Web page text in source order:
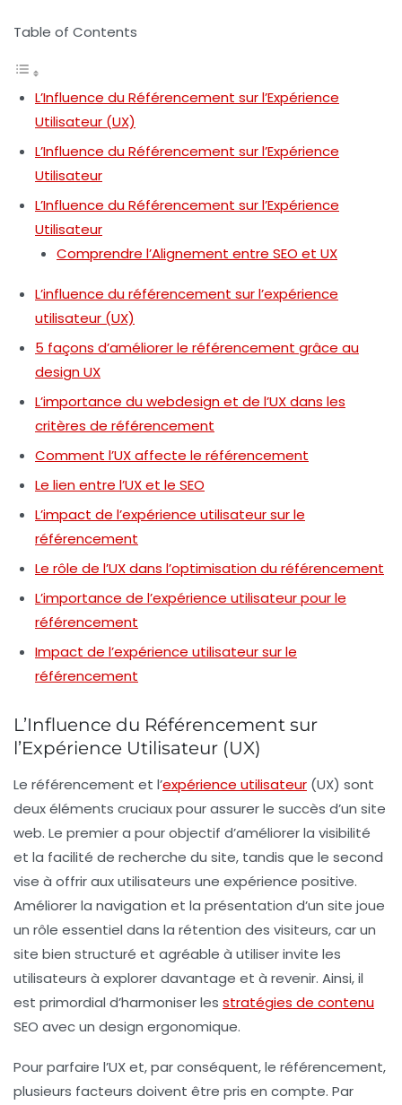
Table of Contents
L’Influence du Référencement sur l’Expérience
Utilisateur (UX)
L’Influence du Référencement sur l’Expérience
Utilisateur
L’Influence du Référencement sur l’Expérience
Utilisateur
Comprendre l’Alignement entre SEO et UX
L’influence du référencement sur l’expérience
utilisateur (UX)
5 façons d’améliorer le référencement grâce au
design UX
L’importance du webdesign et de l’UX dans les
critères de référencement
Comment l’UX affecte le référencement
Le lien entre l’UX et le SEO
L’impact de l’expérience utilisateur sur le
référencement
Le rôle de l’UX dans l’optimisation du référencement
L’importance de l’expérience utilisateur pour le
référencement
Impact de l’expérience utilisateur sur le
référencement
L’Influence du Référencement sur
l’Expérience Utilisateur (UX)
Le référencement et l’expérience utilisateur (UX) sont
deux éléments cruciaux pour assurer le succès d’un site
web. Le premier a pour objectif d’améliorer la visibilité
et la facilité de recherche du site, tandis que le second
vise à offrir aux utilisateurs une expérience positive.
Améliorer la navigation et la présentation d’un site joue
un rôle essentiel dans la rétention des visiteurs, car un
site bien structuré et agréable à utiliser invite les
utilisateurs à explorer davantage et à revenir. Ainsi, il
est primordial d’harmoniser les stratégies de contenu
SEO avec un design ergonomique.
Pour parfaire l’UXet, par conséquent, le référencement,
plusieurs facteurs doivent être pris en compte. Par